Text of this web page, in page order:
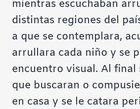
mientras escuchaban
distintas regiones del
a que se contemplara,
arrullara cada niño y se
encuentro visual. Al final
que buscaran o
en casa y se le catara